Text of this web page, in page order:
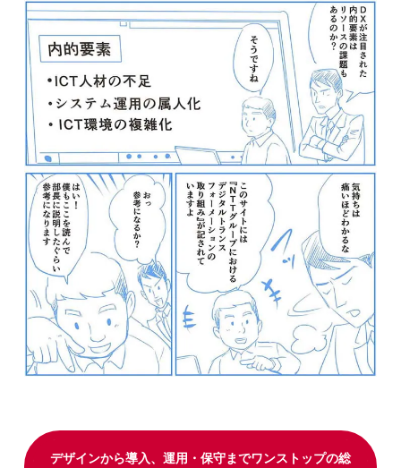
デザインから導入、運用・保守までワンストップの総